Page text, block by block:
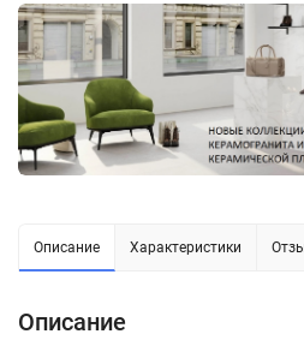
Описание Характеристики
Описание